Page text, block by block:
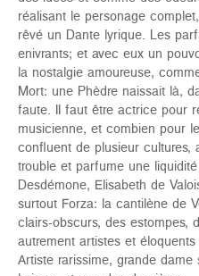
réalisant le personage
rêvé un Dante lyrique. Les
enivrants; et avec eux un
la nostalgie amoureuse,
Mort: une Phèdre naissait là,
faute. II faut être actrice pour
musicienne, et combien pour
confluent de plusieur cultures,
trouble et parfume une
Desdémone, Elisabeth de
surtout Forza: la cantilène de
clairs-obscurs, des estompes,
autrement artistes et
Artiste rarissime, grande